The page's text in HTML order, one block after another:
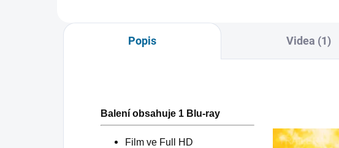
Popis Videa (1)
Balení obsahuje 1 Blu-ray
Film ve Full HD